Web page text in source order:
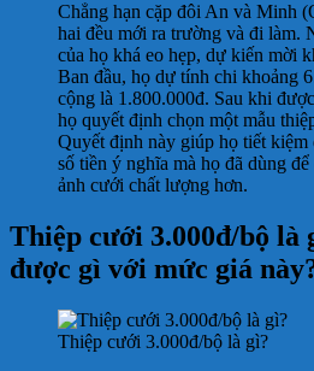
Chẳng hạn cặp đôi An và Minh
hai đều mới ra trường và đi làm.
của họ khá eo hẹp, dự kiến mời
Ban đầu, họ dự tính chi khoảng
cộng là 1.800.000đ. Sau khi
họ quyết định chọn một mẫu
Quyết định này giúp họ tiết
số tiền ý nghĩa mà họ đã dùng
ảnh cưới chất lượng hơn.
Thiệp cưới 3.000đ/bộ là
được gì với mức giá
Thiệp cưới 3.000đ/bộ là gì?